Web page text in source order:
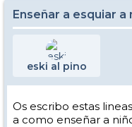
Enseñar a esquiar
eski al pino
Os escribo estas
a como enseñar a